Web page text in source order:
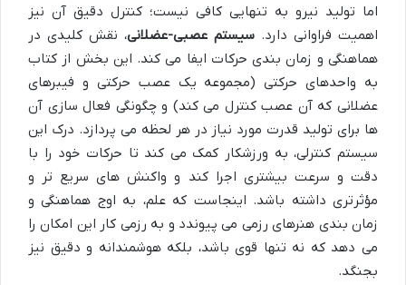
اما تولید نیرو به تنهایی کافی نیست؛ کنترل دقیق آن نیز
اهمیت فراوانی دارد. سیستم عصبی-عضلانی، نقش کلیدی در
هماهنگی و زمان بندی حرکات ایفا می کند. این بخش از کتاب
به واحدهای حرکتی (مجموعه یک عصب حرکتی و فیبرهای
عضلانی که آن عصب کنترل می کند) و چگونگی فعال سازی آن
ها برای تولید قدرت مورد نیاز در هر لحظه می پردازد. درک این
سیستم کنترلی، به ورزشکار کمک می کند تا حرکات خود را با
دقت و سرعت بیشتری اجرا کند و واکنش های سریع تر و
مؤثرتری داشته باشد. اینجاست که علم، به اوج هماهنگی و
زمان بندی هنرهای رزمی می پیوندد و به رزمی کار این امکان را
می دهد که نه تنها قوی باشد، بلکه هوشمندانه و دقیق نیز
بجنگد.